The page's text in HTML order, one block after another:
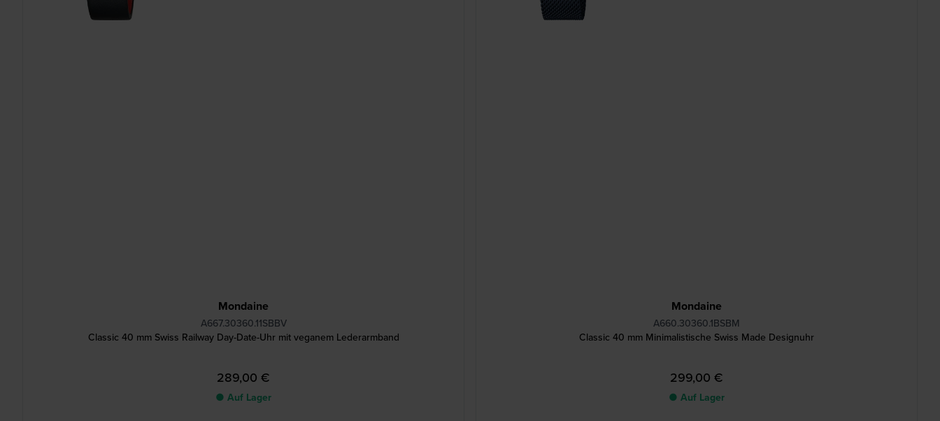
Mondaine
A667.30360.11SBBV
Classic 40 mm Swiss Railway Day-Date-Uhr mit veganem Lederarmband
289,00 €
● Auf Lager
Mondaine
A660.30360.1BSBM
Classic 40 mm Minimalistische Swiss Made Designuhr
299,00 €
● Auf Lager